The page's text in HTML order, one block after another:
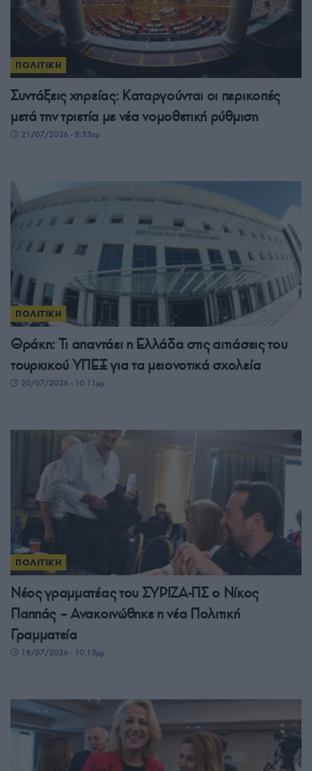
ΠΟΛΙΤΙΚΗ
Συντάξεις χηρείας: Καταργούνται οι περικοπές
μετά την τριετία με νέα νομοθετική ρύθμιση
21/07/2026 - 8:33πμ
ΠΟΛΙΤΙΚΗ
Θράκη: Τι απαντάει η Ελλάδα στις αιτιάσεις του
τουρκικού ΥΠΕΞ για τα μειονοτικά σχολεία
20/07/2026 - 10:11μμ
ΠΟΛΙΤΙΚΗ
Νέος γραμματέας του ΣΥΡΙΖΑ-ΠΣ ο Νίκος
Παππάς – Ανακοινώθηκε η νέα Πολιτική
Γραμματεία
18/07/2026 - 10:13μμ